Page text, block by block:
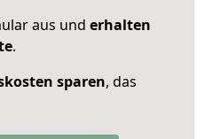
aus und erhalten
.
sparen, das